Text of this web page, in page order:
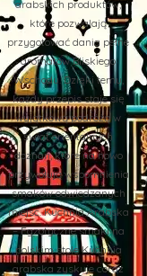
arabskich produktów,
które pozwalają
przygotować dania pełne
aromatów Bliskiego
Wschodu. Dzięki temu,
każdy przepis staje się
wyjątkową podróżą w
świat orientalnych
doznań, które na nowo
przywołują wspomnienia
smaków odwiedzanych
miejsc. Kuchnia Arabska
– Egzotyczne smaki na
polskim stole Kuchnia
arabska zyskuje coraz